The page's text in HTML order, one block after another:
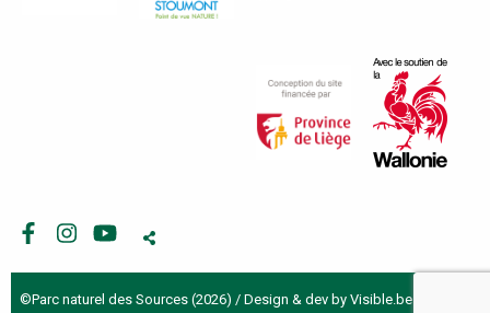
Facebook
Instagram
Youtube
©Parc naturel des Sources (2026) / Design & dev by Visible.be